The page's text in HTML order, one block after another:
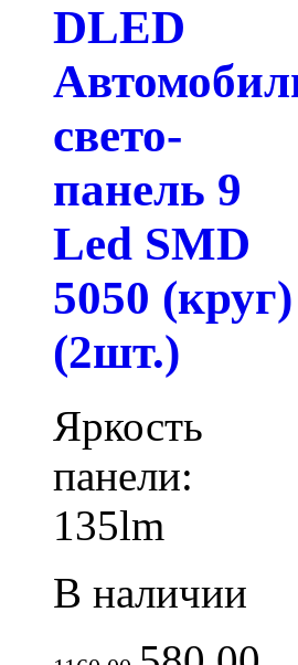
DLED
свето-
панель 9
Led SMD
5050 (круг)
(2шт.)
Яркость
панели:
135lm
В наличии